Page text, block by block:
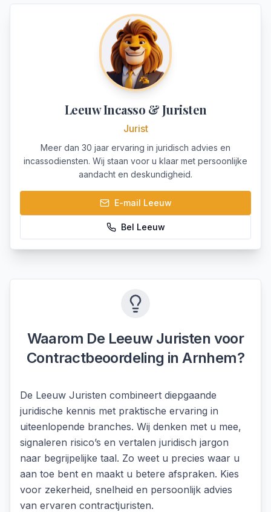
Leeuw Incasso & Juristen
Jurist
Meer dan 30 jaar ervaring in juridisch advies en
incassodiensten. Wij staan voor u klaar met persoonlijke
aandacht en deskundigheid.
E-mail Leeuw
Bel Leeuw
Waarom De Leeuw Juristen voor
Contractbeoordeling inArnhem?
De Leeuw Juristen combineert diepgaande
juridische kennis met praktische ervaring in
uiteenlopende branches. Wij denken met u mee,
signaleren risico’s en vertalen juridisch jargon
naar begrijpelijke taal. Zo weet u precies waar u
aan toe bent en maakt u betere afspraken. Kies
voor zekerheid, snelheid en persoonlijk advies
van ervaren contractjuristen.